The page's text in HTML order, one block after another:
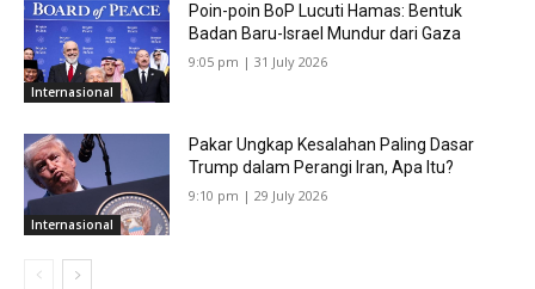
Internasional
Poin-poin BoP Lucuti Hamas: Bentuk
Badan Baru-Israel Mundur dari Gaza
9:05 pm | 31 July 2026
Internasional
Pakar Ungkap Kesalahan Paling Dasar
Trump dalam Perangi Iran, Apa Itu?
9:10 pm | 29 July 2026